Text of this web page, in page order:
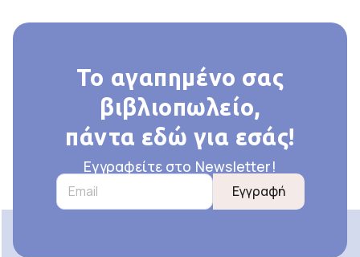
Το αγαπημένο σας
βιβλιοπωλείο,
πάντα εδώ για εσάς!
Εγγραφείτε στο Newsletter!
Εγγραφή